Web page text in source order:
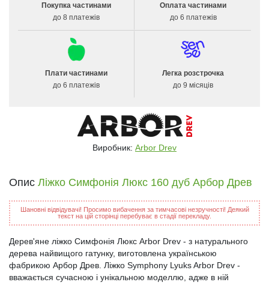
Покупка частинами
до 8 платежів
Оплата частинами
до 6 платежів
Плати частинами
до 6 платежів
Легка розстрочка
до 9 місяців
Виробник: Arbor Drev
Опис Ліжко Симфонія Люкс 160 дуб Арбор Древ
Шановні відвідувачі! Просимо вибачення за тимчасові незручності! Деякий
текст на цій сторінці перебуває в стадії перекладу.
Дерев'яне ліжко Симфонія Люкс Arbor Drev - з натурального
дерева найвищого гатунку, виготовлена ​​українською
фабрикою Арбор Древ. Ліжко Symphony Lyuks Arbor Drev -
вважається сучасною і унікальною моделлю, адже в ній